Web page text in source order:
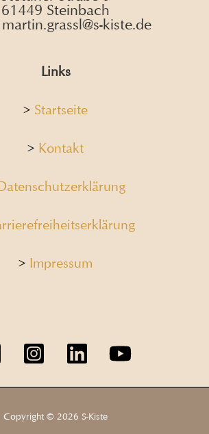
61449 Steinbach
kiste.de
Links
> Startseite
> Kontakt
> Impressum
Copyright © 2026 S-Kiste